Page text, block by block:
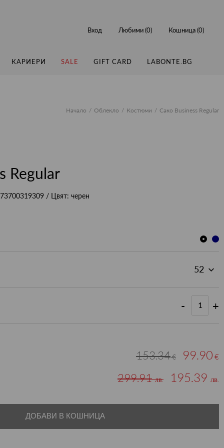
КАРИЕРИ SALE GIFT CARD LABONTE.BG
Вход Любими (0) Кошница (0)
Начало Облекло Костюми Сако Business Regular
Regular
/ Цвят: черен
- +
153.34€ 99.90 €
299.91лв. 195.39 лв.
ДОБАВИ В КОШНИЦА